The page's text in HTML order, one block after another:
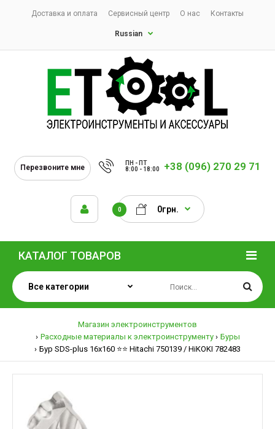
Доставка и оплата Сервисный центр О нас Контакты
Russian
Перезвоните мне
ПН - ПТ
8:00 - 18:00
+38 (096) 270 29 71
0 0грн.
КАТАЛОГ ТОВАРОВ
Магазин электроинструментов
Расходные материалы к электроинструменту
Буры
Бур SDS-plus 16х160 ⭐️⭐️ Hitachi 750139 / HiKOKI 782483